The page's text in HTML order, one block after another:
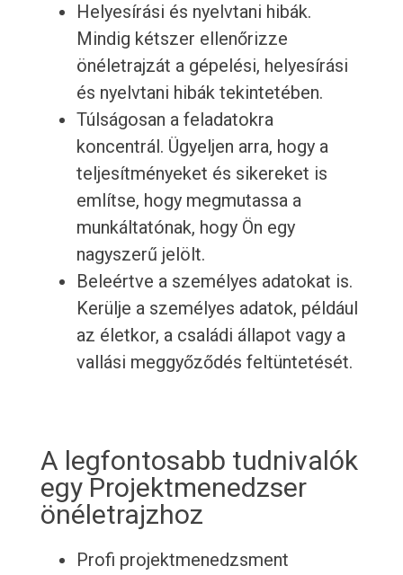
Helyesírási és nyelvtani hibák.
Mindig kétszer ellenőrizze
önéletrajzát a gépelési, helyesírási
és nyelvtani hibák tekintetében.
Túlságosan a feladatokra
koncentrál. Ügyeljen arra, hogy a
teljesítményeket és sikereket is
említse, hogy megmutassa a
munkáltatónak, hogy Ön egy
nagyszerű jelölt.
Beleértve a személyes adatokat is.
Kerülje a személyes adatok, például
az életkor, a családi állapot vagy a
vallási meggyőződés feltüntetését.
A legfontosabb tudnivalók
egy Projektmenedzser
önéletrajzhoz
Profi projektmenedzsment